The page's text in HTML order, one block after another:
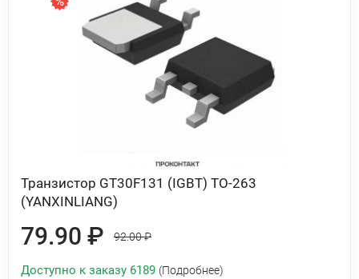
Транзистор GT30F131 (IGBT) TO-263
(YANXINLIANG)
79.90 ₽ 92.00 ₽
Доступно к заказу 6189 (Подробнее)